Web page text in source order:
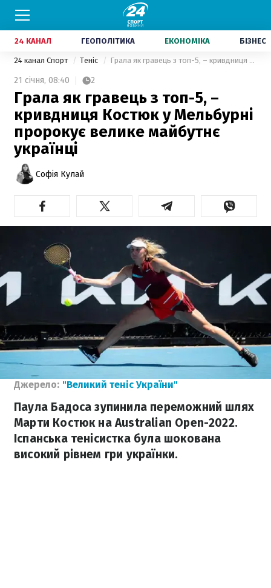
24 КАНАЛ ГЕОПОЛІТИКА ЕКОНОМІКА БІЗНЕС
24 канал Спорт Теніс Грала як гравець з топ-5, – кривдниця Костюк у Мельбурні пророкує велике майбутнє українці
21 січня, 08:40 2
Грала як гравець з топ-5, –
кривдниця Костюк у Мельбурні
пророкує велике майбутнє
українці
Софія Кулай
Джерело: "Великий теніс України"
Паула Бадоса зупинила переможний шлях
Марти Костюк на Australian Open-2022.
Іспанська тенісистка була шокована
високий рівнем гри українки.